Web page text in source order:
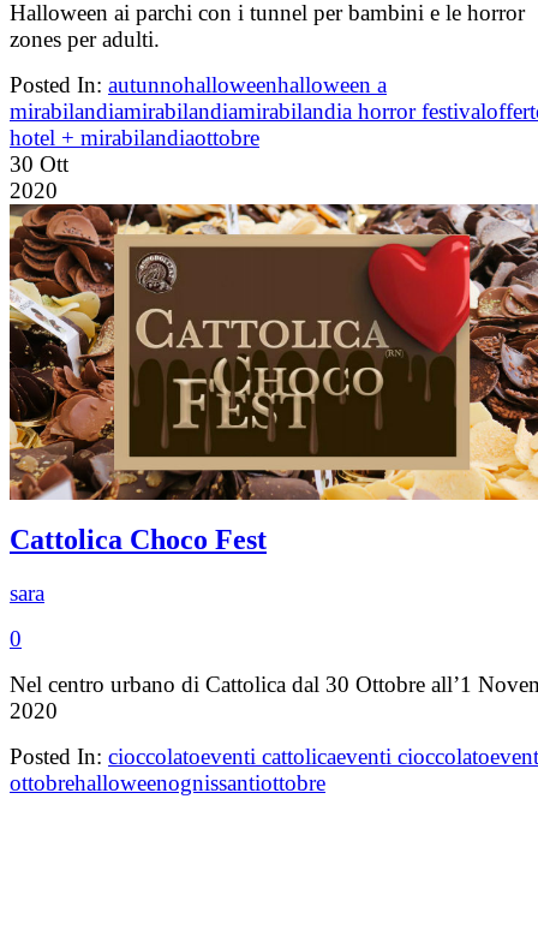
Halloween ai parchi con i tunnel per bambini e le horror
zones per adulti.
Posted In: autunnohalloweenhalloween a
mirabilandiamirabilandiamirabilandia horror festival
hotel + mirabilandiaottobre
30 Ott
2020
Cattolica Choco Fest
sara
0
Nel centro urbano di Cattolica dal 30 Ottobre all’1
2020
Posted In: cioccolatoeventi cattolicaeventi cioccolato
ottobrehalloweenognissantiottobre